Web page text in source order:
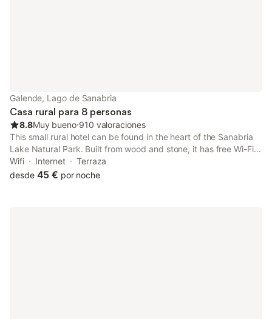
Galende, Lago de Sanabria
Casa rural para 8 personas
8.8Muy bueno⋅910 valoraciones
This small rural hotel can be found in the heart of the Sanabria
Lake Natural Park. Built from wood and stone, it has free Wi-Fi.
The rooms in El Recreo de san Martin sl are practical and
welcoming. All have DVD players and fridge.
Wifi Internet
Terraza
desde 45 € por noche